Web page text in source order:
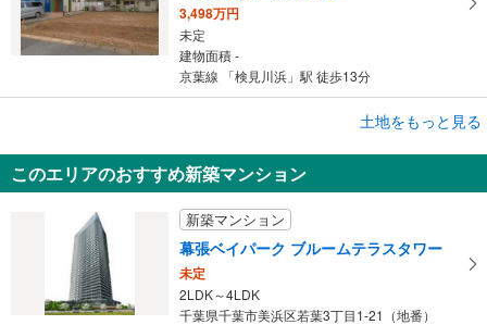
3,498万円
未定
建物面積 -
京葉線 「検見川浜」駅 徒歩13分
千葉市美浜区磯辺1丁目
6,000万円
建物面積 -
京葉線 「稲毛海岸」駅 徒歩11分
土地をもっと見る
このエリアのおすすめ新築マンション
新築マンション
幕張ベイパーク ブルームテラスタワー
未定
2LDK～4LDK
千葉県千葉市美浜区若葉3丁目1-21（地番）